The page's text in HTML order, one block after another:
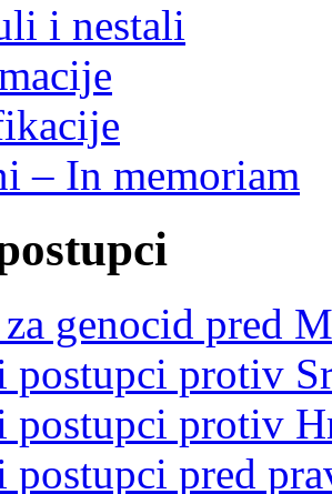
i nestali
– In memoriam
genocid pred
postupci protiv
postupci protiv
postupci pred